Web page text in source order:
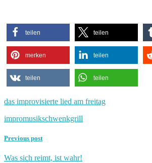
teilen teilen
merken teilen
teilen teilen
das improvisierte lied am freitag
impromusikschwenkgrill
Previous post
Was sich reimt, ist wahr!